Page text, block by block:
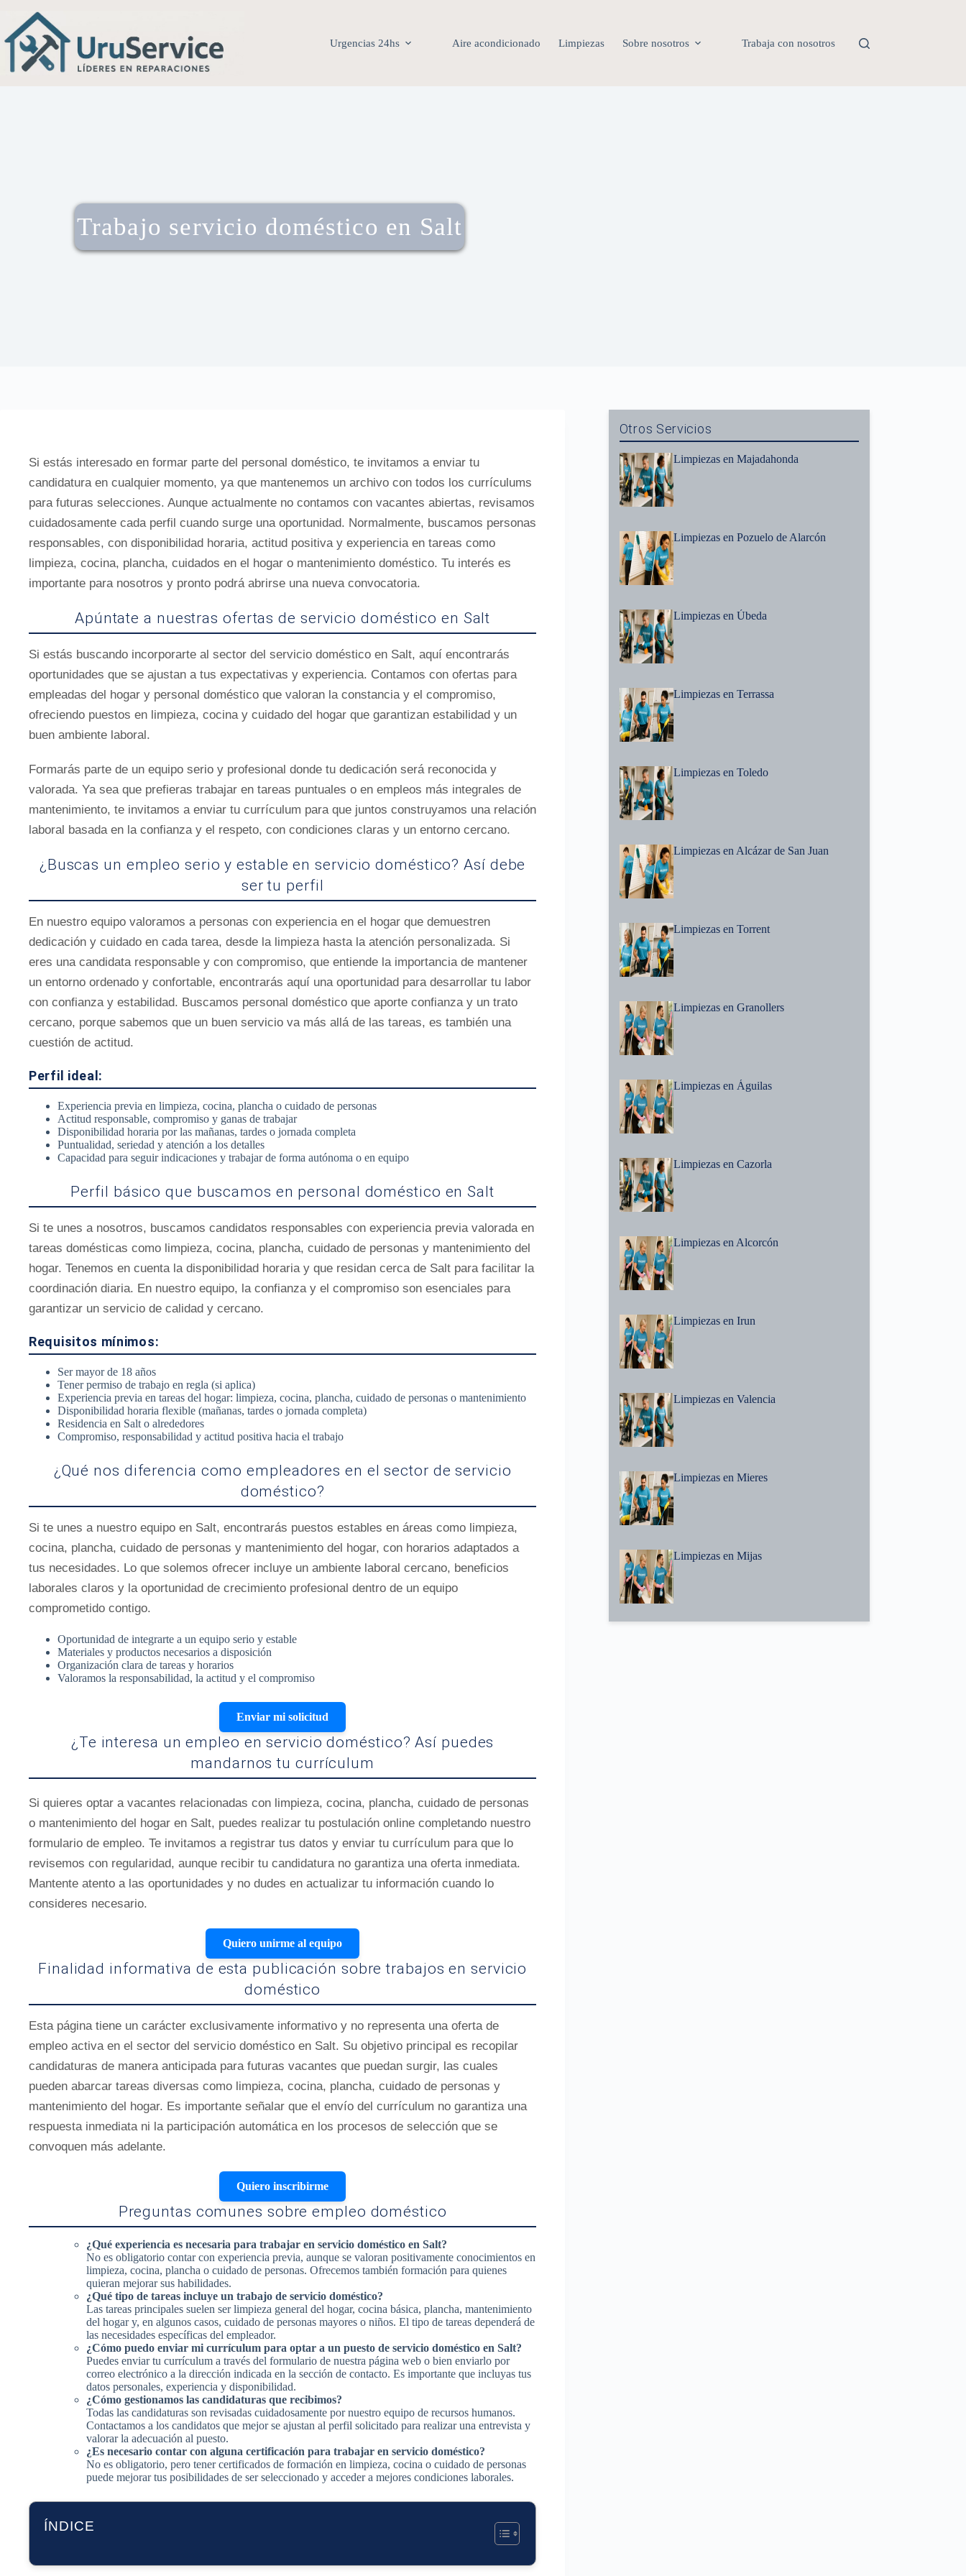
Urgencias 24hs Aire acondicionado Limpiezas Sobre nosotros Trabaja con nosotros
Trabajo servicio doméstico en Salt
Si estás interesado en formar parte del personal doméstico, te invitamos a enviar tu
candidatura en cualquier momento, ya que mantenemos un archivo con todos los currículums
para futuras selecciones. Aunque actualmente no contamos con vacantes abiertas, revisamos
cuidadosamente cada perfil cuando surge una oportunidad. Normalmente, buscamos personas
responsables, con disponibilidad horaria, actitud positiva y experiencia en tareas como
limpieza, cocina, plancha, cuidados en el hogar o mantenimiento doméstico. Tu interés es
importante para nosotros y pronto podrá abrirse una nueva convocatoria.
Apúntate a nuestras ofertas de servicio doméstico en Salt
Si estás buscando incorporarte al sector del servicio doméstico en Salt, aquí encontrarás
oportunidades que se ajustan a tus expectativas y experiencia. Contamos con ofertas para
empleadas del hogar y personal doméstico que valoran la constancia y el compromiso,
ofreciendo puestos en limpieza, cocina y cuidado del hogar que garantizan estabilidad y un
buen ambiente laboral.
Formarás parte de un equipo serio y profesional donde tu dedicación será reconocida y
valorada. Ya sea que prefieras trabajar en tareas puntuales o en empleos más integrales de
mantenimiento, te invitamos a enviar tu currículum para que juntos construyamos una relación
laboral basada en la confianza y el respeto, con condiciones claras y un entorno cercano.
¿Buscas un empleo serio y estable en servicio doméstico? Así debe
ser tu perfil
En nuestro equipo valoramos a personas con experiencia en el hogar que demuestren
dedicación y cuidado en cada tarea, desde la limpieza hasta la atención personalizada. Si
eres una candidata responsable y con compromiso, que entiende la importancia de mantener
un entorno ordenado y confortable, encontrarás aquí una oportunidad para desarrollar tu labor
con confianza y estabilidad. Buscamos personal doméstico que aporte confianza y un trato
cercano, porque sabemos que un buen servicio va más allá de las tareas, es también una
cuestión de actitud.
Perfil ideal:
Experiencia previa en limpieza, cocina, plancha o cuidado de personas
Actitud responsable, compromiso y ganas de trabajar
Disponibilidad horaria por las mañanas, tardes o jornada completa
Puntualidad, seriedad y atención a los detalles
Capacidad para seguir indicaciones y trabajar de forma autónoma o en equipo
Perfil básico que buscamos en personal doméstico en Salt
Si te unes a nosotros, buscamos candidatos responsables con experiencia previa valorada en
tareas domésticas como limpieza, cocina, plancha, cuidado de personas y mantenimiento del
hogar. Tenemos en cuenta la disponibilidad horaria y que residan cerca de Salt para facilitar la
coordinación diaria. En nuestro equipo, la confianza y el compromiso son esenciales para
garantizar un servicio de calidad y cercano.
Requisitos mínimos:
Ser mayor de 18 años
Tener permiso de trabajo en regla (si aplica)
Experiencia previa en tareas del hogar: limpieza, cocina, plancha, cuidado de personas o mantenimiento
Disponibilidad horaria flexible (mañanas, tardes o jornada completa)
Residencia en Salt o alrededores
Compromiso, responsabilidad y actitud positiva hacia el trabajo
¿Qué nos diferencia como empleadores en el sector de servicio
doméstico?
Si te unes a nuestro equipo en Salt, encontrarás puestos estables en áreas como limpieza,
cocina, plancha, cuidado de personas y mantenimiento del hogar, con horarios adaptados a
tus necesidades. Lo que solemos ofrecer incluye un ambiente laboral cercano, beneficios
laborales claros y la oportunidad de crecimiento profesional dentro de un equipo
comprometido contigo.
Oportunidad de integrarte a un equipo serio y estable
Materiales y productos necesarios a disposición
Organización clara de tareas y horarios
Valoramos la responsabilidad, la actitud y el compromiso
Enviar mi solicitud
¿Te interesa un empleo en servicio doméstico? Así puedes
mandarnos tu currículum
Si quieres optar a vacantes relacionadas con limpieza, cocina, plancha, cuidado de personas
o mantenimiento del hogar en Salt, puedes realizar tu postulación online completando nuestro
formulario de empleo. Te invitamos a registrar tus datos y enviar tu currículum para que lo
revisemos con regularidad, aunque recibir tu candidatura no garantiza una oferta inmediata.
Mantente atento a las oportunidades y no dudes en actualizar tu información cuando lo
consideres necesario.
Quiero unirme al equipo
Finalidad informativa de esta publicación sobre trabajos en servicio
doméstico
Esta página tiene un carácter exclusivamente informativo y no representa una oferta de
empleo activa en el sector del servicio doméstico en Salt. Su objetivo principal es recopilar
candidaturas de manera anticipada para futuras vacantes que puedan surgir, las cuales
pueden abarcar tareas diversas como limpieza, cocina, plancha, cuidado de personas y
mantenimiento del hogar. Es importante señalar que el envío del currículum no garantiza una
respuesta inmediata ni la participación automática en los procesos de selección que se
convoquen más adelante.
Quiero inscribirme
Preguntas comunes sobre empleo doméstico
¿Qué experiencia es necesaria para trabajar en servicio doméstico en Salt?
No es obligatorio contar con experiencia previa, aunque se valoran positivamente conocimientos en
limpieza, cocina, plancha o cuidado de personas. Ofrecemos también formación para quienes
quieran mejorar sus habilidades.
¿Qué tipo de tareas incluye un trabajo de servicio doméstico?
Las tareas principales suelen ser limpieza general del hogar, cocina básica, plancha, mantenimiento
del hogar y, en algunos casos, cuidado de personas mayores o niños. El tipo de tareas dependerá de
las necesidades específicas del empleador.
¿Cómo puedo enviar mi currículum para optar a un puesto de servicio doméstico en Salt?
Puedes enviar tu currículum a través del formulario de nuestra página web o bien enviarlo por
correo electrónico a la dirección indicada en la sección de contacto. Es importante que incluyas tus
datos personales, experiencia y disponibilidad.
¿Cómo gestionamos las candidaturas que recibimos?
Todas las candidaturas son revisadas cuidadosamente por nuestro equipo de recursos humanos.
Contactamos a los candidatos que mejor se ajustan al perfil solicitado para realizar una entrevista y
valorar la adecuación al puesto.
¿Es necesario contar con alguna certificación para trabajar en servicio doméstico?
No es obligatorio, pero tener certificados de formación en limpieza, cocina o cuidado de personas
puede mejorar tus posibilidades de ser seleccionado y acceder a mejores condiciones laborales.
ÍNDICE
Otros Servicios
Limpiezas en Majadahonda
Limpiezas en Pozuelo de Alarcón
Limpiezas en Úbeda
Limpiezas en Terrassa
Limpiezas en Toledo
Limpiezas en Alcázar de San Juan
Limpiezas en Torrent
Limpiezas en Granollers
Limpiezas en Águilas
Limpiezas en Cazorla
Limpiezas en Alcorcón
Limpiezas en Irun
Limpiezas en Valencia
Limpiezas en Mieres
Limpiezas en Mijas